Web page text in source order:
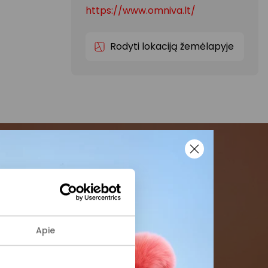
Apie
https://www.omniva.lt/
Rodyti lokaciją žemėlapyje